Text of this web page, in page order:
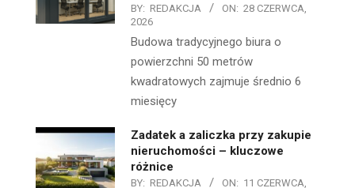
BY: REDAKCJA ON: 28 CZERWCA,
2026
Budowa tradycyjnego biura o
powierzchni 50 metrów
kwadratowych zajmuje średnio 6
miesięcy
Zadatek a zaliczka przy zakupie
nieruchomości – kluczowe
różnice
BY: REDAKCJA ON: 11 CZERWCA,